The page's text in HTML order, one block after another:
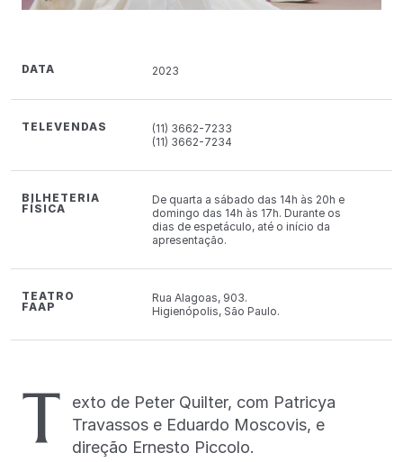
DATA 2023
TELEVENDAS
(11) 3662-7233
(11) 3662-7234
BILHETERIA
FÍSICA
De quarta a sábado das 14h às 20h e
domingo das 14h às 17h. Durante os
dias de espetáculo, até o início da
apresentação.
TEATRO
FAAP
Rua Alagoas, 903.
Higienópolis, São Paulo.
T
exto de Peter Quilter, com Patricya
Travassos e Eduardo Moscovis, e
direção Ernesto Piccolo.